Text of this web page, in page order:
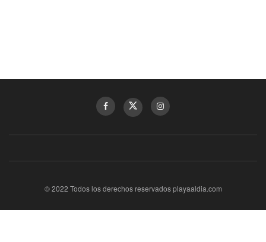
© 2022 Todos los derechos reservados playaaldia.com